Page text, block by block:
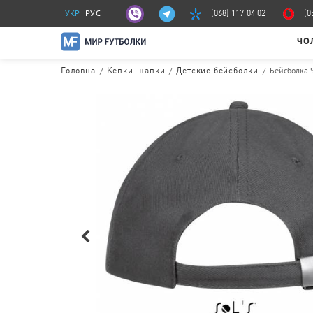
УКР РУС (068) 117 04 02
Головна / Кепки-шапки /Детские бейсболки / Бейсболка